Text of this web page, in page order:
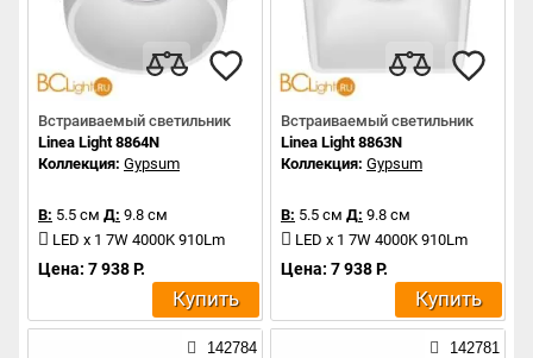
Встраиваемый светильник
Linea Light 8864N
Коллекция: Gypsum
В: 5.5 см Д: 9.8 см
LED x 1 7W 4000K 910Lm
Цена: 7 938 Р.
Купить
Встраиваемый светильник
Linea Light 8863N
Коллекция: Gypsum
В: 5.5 см Д: 9.8 см
LED x 1 7W 4000K 910Lm
Цена: 7 938 Р.
Купить
142784 142781